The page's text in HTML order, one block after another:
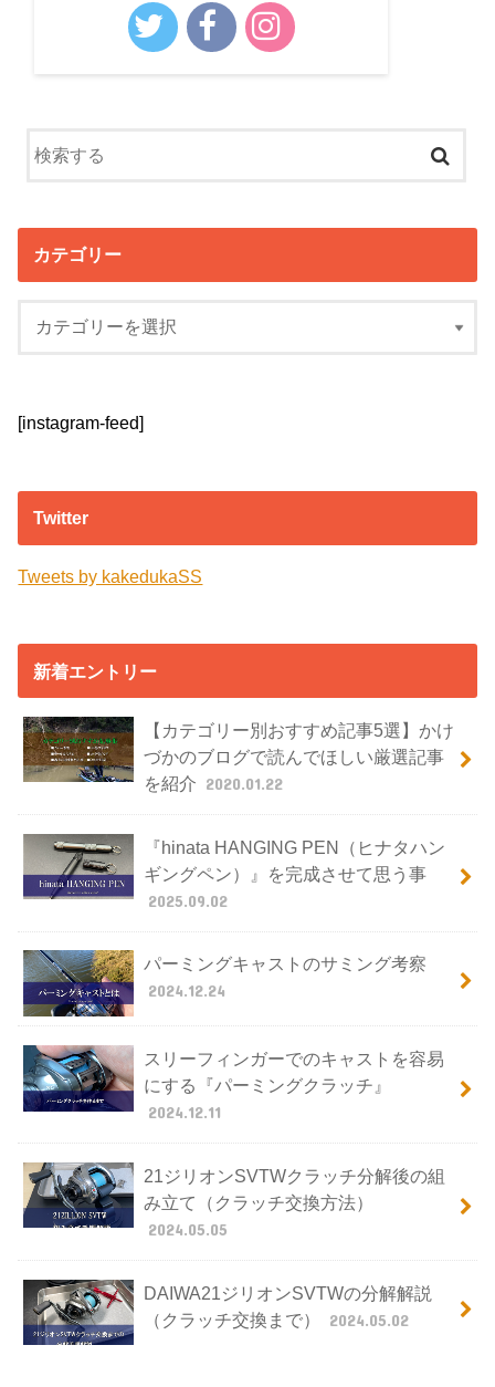
カテゴリー
[instagram-feed]
Twitter
Tweets by kakedukaSS
新着エントリー
【カテゴリー別おすすめ記事5選】かけ
づかのブログで読んでほしい厳選記事
を紹介 2020.01.22
『hinata HANGING PEN（ヒナタハン
ギングペン）』を完成させて思う事
2025.09.02
パーミングキャストのサミング考察
2024.12.24
スリーフィンガーでのキャストを容易
にする『パーミングクラッチ』
2024.12.11
21ジリオンSVTWクラッチ分解後の組
み立て（クラッチ交換方法）
2024.05.05
DAIWA21ジリオンSVTWの分解解説
（クラッチ交換まで）
2024.05.02